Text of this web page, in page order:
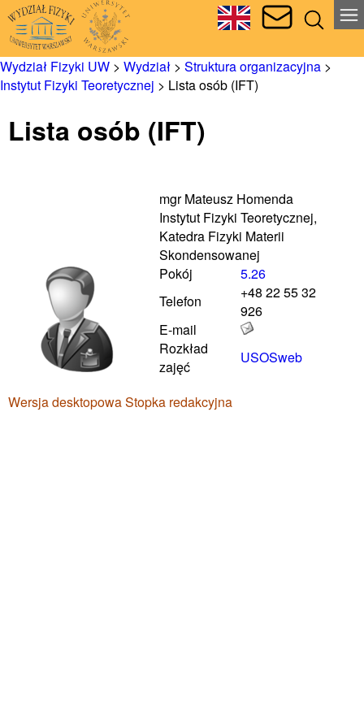
Wydział Fizyki UW > Wydział > Struktura organizacyjna >
Instytut Fizyki Teoretycznej > Lista osób (IFT)
Lista osób (IFT)
mgr Mateusz Homenda
Instytut Fizyki Teoretycznej,
Katedra Fizyki Materii
Skondensowanej
Pokój
5.26
Telefon
+48 22 55 32
926
E-mail
Rozkład
zajęć
USOSweb
Wersja desktopowaStopka redakcyjna